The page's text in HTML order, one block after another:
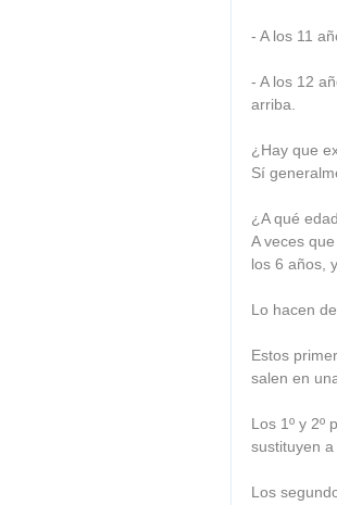
- A los 11
- A los 12
arriba.
¿Hay que
Sí
¿A qué
A veces
los 6 años,
Lo hacen
Estos
salen en
Los 1º y 2º
sustituyen a
Los